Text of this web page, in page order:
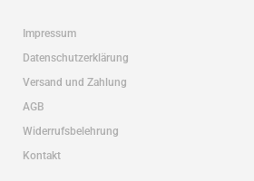
Impressum
Datenschutzerklärung
Versand und Zahlung
AGB
Widerrufsbelehrung
Kontakt